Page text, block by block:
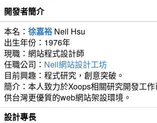
開發者簡介
本名： 徐嘉裕 Neil Hsu
出生年份：1976年
現職：網站程式設計師
任職公司： Neil網站設計工坊
目前興趣：程式研究，創意突破。
簡介：本人致力於Xoops相關研究開發工
供台灣更優質的web網站架設環境。
設計專長